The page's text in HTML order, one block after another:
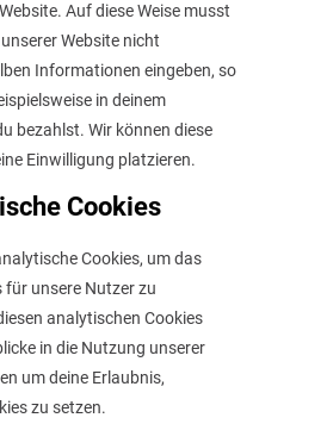
Auf diese Weise musst
Website nicht
Informationen eingeben, so
in deinem
bezahlst. Wir können diese
Einwilligung platzieren.
Cookies
Cookies, um das
für unsere Nutzer zu
analytischen Cookies
in die Nutzung unserer
um deine Erlaubnis,
zu setzen.